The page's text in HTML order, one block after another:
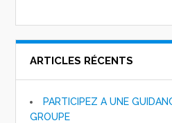
ARTICLES RÉCENTS
PARTICIPEZ A UNE
GROUPE